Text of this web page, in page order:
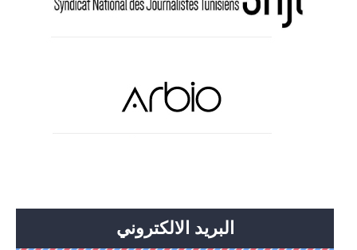
البريد الالكتروني